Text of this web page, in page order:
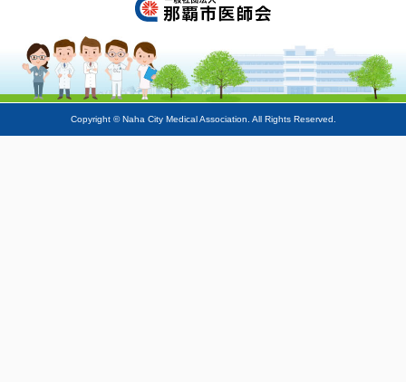
Copyright © Naha City Medical Association. All Rights Reserved.